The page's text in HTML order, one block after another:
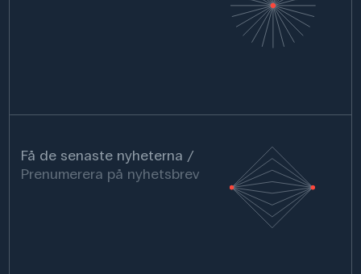
Få de senaste nyheterna
Prenumerera på nyhetsbrev